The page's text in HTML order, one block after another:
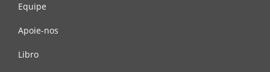
Equipe
Apoie-nos
Libro